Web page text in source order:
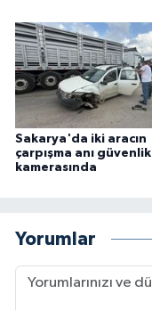
Sakarya'da iki aracın
çarpışma anı güvenlik
kamerasında
Yorumlar